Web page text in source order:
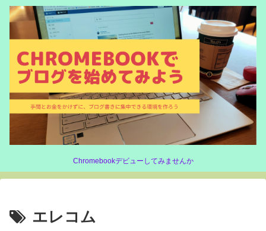
Chromebookデビューしてみませんか
エレコム